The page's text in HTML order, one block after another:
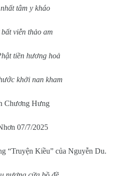
tâm y kháo
viễn thảo am
tiền hương hoả
khởi nan kham
Chương Hưng
07/7/2025
“Truyện Kiều” của Nguyễn Du.